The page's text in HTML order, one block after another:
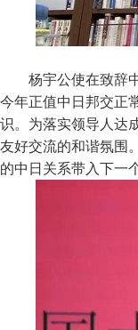
杨宇公使在致辞
今年正值中日邦交正
识。为落实领导人达
友好交流的和谐氛围
的中日关系带入下一